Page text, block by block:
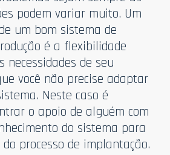
podem variar muito. Um
um bom sistema de
é a flexibilidade
de seu
você não precise adaptar
Neste caso é
o apoio de alguém com
do sistema para
processo de implantação.